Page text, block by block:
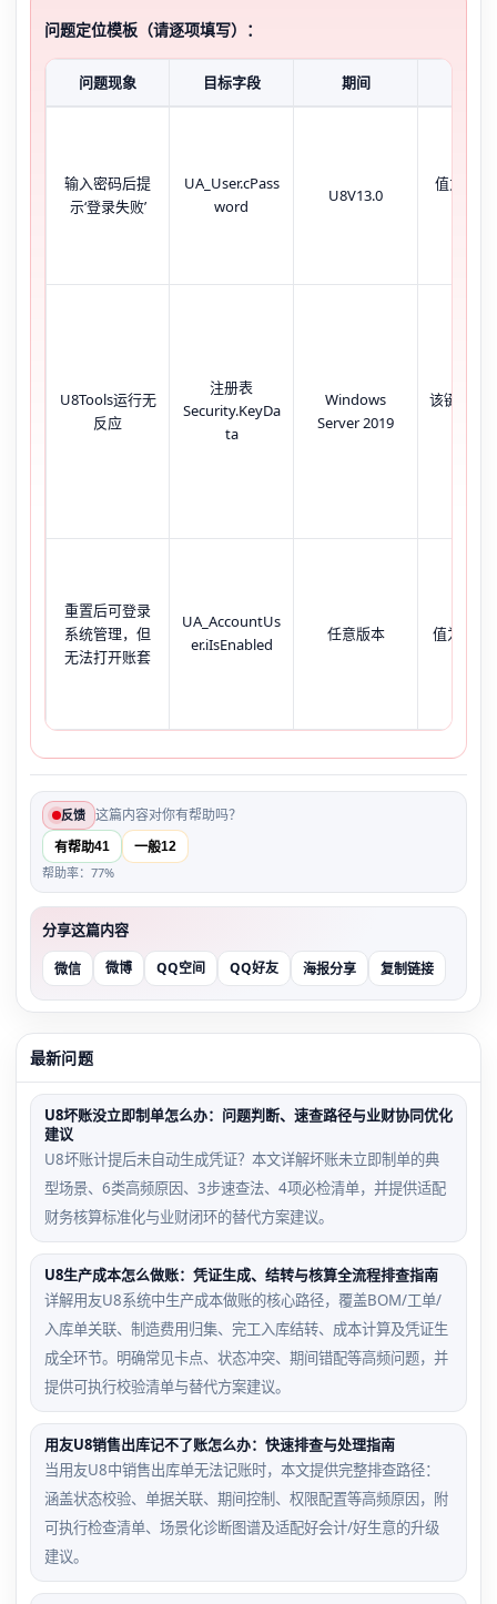
问题定位模板（请逐项填写）：
问题现象 目标字段 期间
输入密码后提
示‘登录失败’
UA_User.cPass
word
U8V13.0
值为
U8Tools运行无
反应
注册表
Security.KeyDa
ta
Windows
Server 2019
该键值为
重置后可登录
系统管理，但
无法打开账套
UA_AccountUs
er.iIsEnabled
任意版本 值为0（
反馈 这篇内容对你有帮助吗？
有帮助41 一般12
帮助率：77%
分享这篇内容
微信 微博 QQ空间 QQ好友 海报分享 复制链接
最新问题
U8坏账没立即制单怎么办：问题判断、速查路径与业财协同优化
建议
U8坏账计提后未自动生成凭证？本文详解坏账未立即制单的典
型场景、6类高频原因、3步速查法、4项必检清单，并提供适配
财务核算标准化与业财闭环的替代方案建议。
U8生产成本怎么做账：凭证生成、结转与核算全流程排查指南
详解用友U8系统中生产成本做账的核心路径，覆盖BOM/工单/
入库单关联、制造费用归集、完工入库结转、成本计算及凭证生
成全环节。明确常见卡点、状态冲突、期间错配等高频问题，并
提供可执行校验清单与替代方案建议。
用友U8销售出库记不了账怎么办：快速排查与处理指南
当用友U8中销售出库单无法记账时，本文提供完整排查路径：
涵盖状态校验、单据关联、期间控制、权限配置等高频原因，附
可执行检查清单、场景化诊断图谱及适配好会计/好生意的升级
建议。